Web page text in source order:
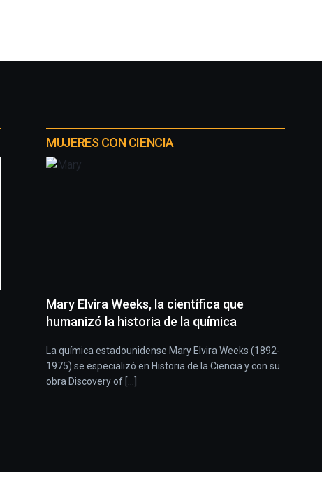
MUJERES CON CIENCIA
Mary Elvira Weeks, la científica que
humanizó la historia de la química
La química estadounidense Mary Elvira Weeks (1892-
1975) se especializó en Historia de la Ciencia y con su
obra Discovery of [...]